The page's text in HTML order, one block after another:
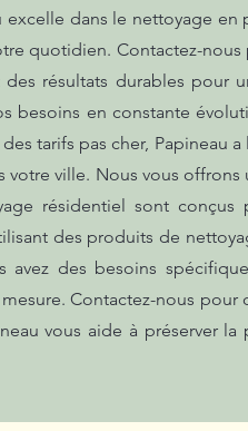
excelle dans le nettoyage
quotidien. Contactez-
résultats durables pour
besoins en constante
tarifs pas cher, Papineau
votre ville. Nous vous
résidentiel sont
des produits de
avez des besoins
Contactez-nous
vous aide à préserver